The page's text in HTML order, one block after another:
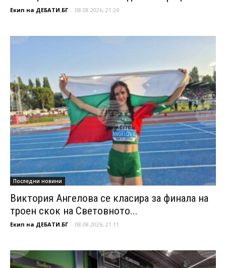
Екип на ДЕБАТИ.БГ - 08.08.2026, 21:24
Последни новини
Виктория Ангелова се класира за финала на
троен скок на Световното...
Екип на ДЕБАТИ.БГ - 08.08.2026, 21:11